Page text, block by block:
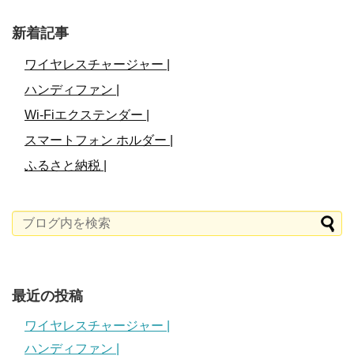
新着記事
ワイヤレスチャージャー |
ハンディファン |
Wi-Fiエクステンダー |
スマートフォン ホルダー |
ふるさと納税 |
最近の投稿
ワイヤレスチャージャー |
ハンディファン |